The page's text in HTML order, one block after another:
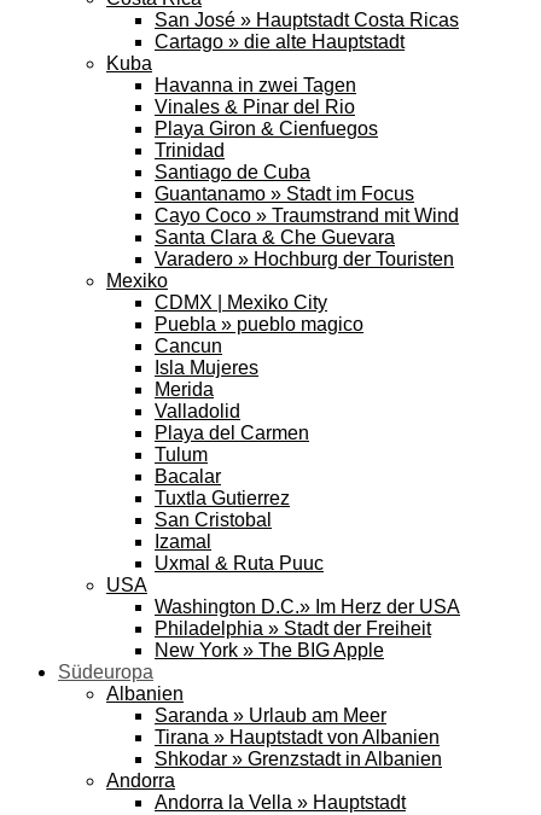
San José » Hauptstadt Costa Ricas
Cartago » die alte Hauptstadt
Kuba
Havanna in zwei Tagen
Vinales & Pinar del Rio
Playa Giron & Cienfuegos
Trinidad
Santiago de Cuba
Guantanamo » Stadt im Focus
Cayo Coco » Traumstrand mit Wind
Santa Clara & Che Guevara
Varadero » Hochburg der Touristen
Mexiko
CDMX | Mexiko City
Puebla » pueblo magico
Cancun
Isla Mujeres
Merida
Valladolid
Playa del Carmen
Tulum
Bacalar
Tuxtla Gutierrez
San Cristobal
Izamal
Uxmal & Ruta Puuc
USA
Washington D.C.» Im Herz der USA
Philadelphia » Stadt der Freiheit
New York » The BIG Apple
Südeuropa
Albanien
Saranda » Urlaub am Meer
Tirana » Hauptstadt von Albanien
Shkodar » Grenzstadt in Albanien
Andorra
Andorra la Vella » Hauptstadt